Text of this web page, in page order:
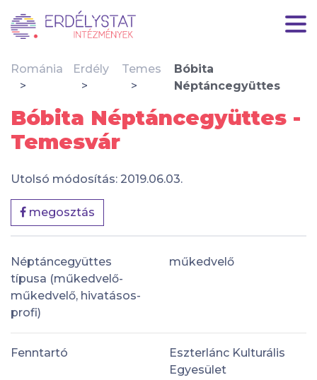
Románia Erdély Temes
Bóbita
Néptáncegyüttes
Bóbita Néptáncegyüttes -
Temesvár
Utolsó módosítás: 2019.06.03.
megosztás
Néptáncegyüttes
típusa (műkedvelő-
műkedvelő, hivatásos-
profi)
műkedvelő
Fenntartó
Eszterlánc Kulturális
Egyesület